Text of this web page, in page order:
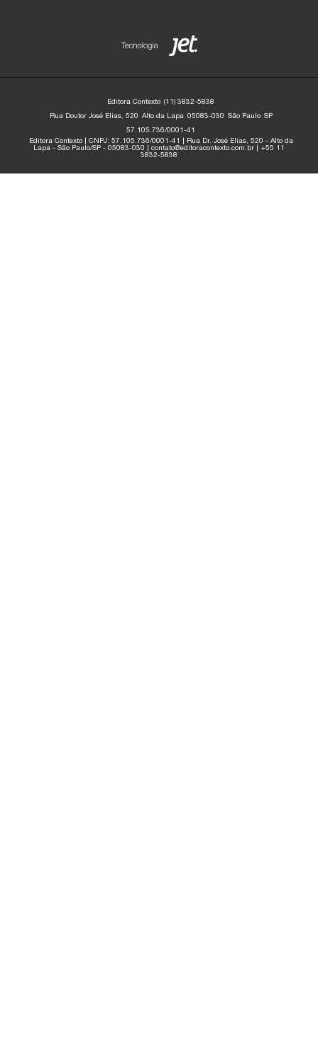
Editora Contexto (11) 3832-5838
Rua Doutor José Elias, 520 Alto da Lapa 05083-030 São Paulo SP
57.105.736/0001-41
Editora Contexto | CNPJ: 57.105.736/0001-41 | Rua Dr. José Elias, 520 - Alto da
Lapa - São Paulo/SP - 05083-030 | contato@editoracontexto.com.br | +55 11
3832-5838